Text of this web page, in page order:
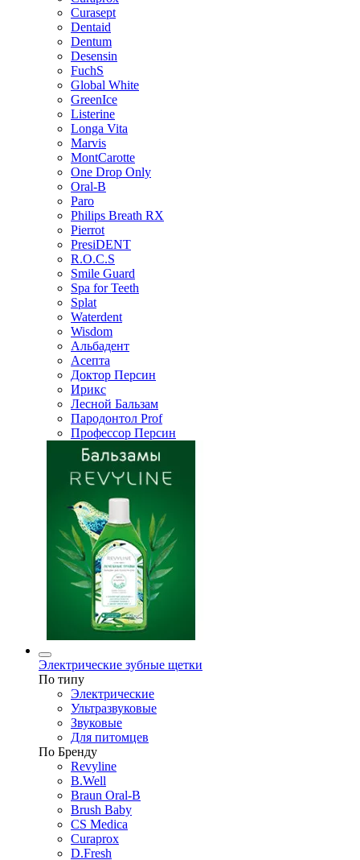
Curasept
Dentaid
Dentum
Desensin
FuchS
Global White
GreenIce
Listerine
Longa Vita
Marvis
MontCarotte
One Drop Only
Oral-B
Paro
Philips Breath RX
Pierrot
PresiDENT
R.O.C.S
Smile Guard
Spa for Teeth
Splat
Waterdent
Wisdom
Альбадент
Асепта
Доктор Персин
Ирикс
Лесной Бальзам
Пародонтол Prof
Профессор Персин
Электрические зубные щетки
По типу
Электрические
Ультразвуковые
Звуковые
Для питомцев
По Бренду
Revyline
B.Well
Braun Oral-B
Brush Baby
CS Medica
Curaprox
D.Fresh